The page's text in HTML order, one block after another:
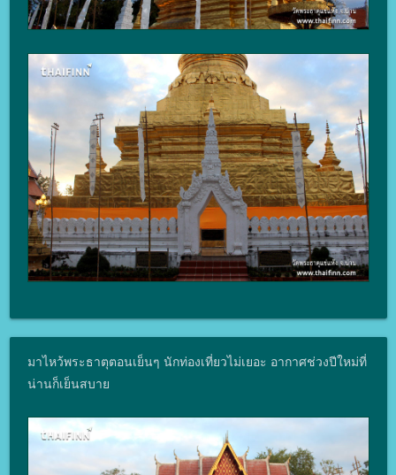
มาไหว้พระธาตุตอนเย็นๆ นักท่องเที่ยวไม่เยอะ อากาศช่วงปีใหม่ที่
น่านก็เย็นสบาย